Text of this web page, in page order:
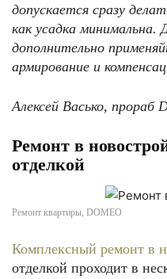
допускается сразу
как усадка минимальна.
дополнительно
армирование и
Алексей Васько, прораб
Ремонт в
отделкой
Ремонт квартиры, DOMEO
Комплексный ремонт в
отделкой проходит в